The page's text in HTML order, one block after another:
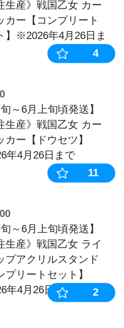
¥121,220
《受注生産》
リルハンガー
トセット】
まで
¥6,380
【6中旬～6月
《受注生産》
リルハンガ